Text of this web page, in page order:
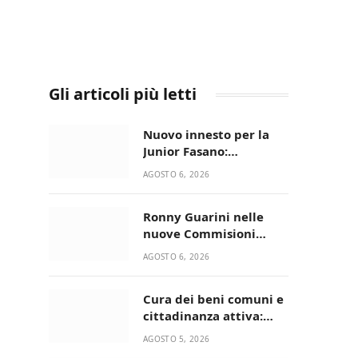
Gli articoli più letti
Nuovo innesto per la
Junior Fasano:
ingaggiato il
AGOSTO 6, 2026
Ronny Guarini nelle
nuove Commisioni
Acisport
AGOSTO 6, 2026
Cura dei beni comuni e
cittadinanza attiva:
online l’avviso per la
AGOSTO 5, 2026